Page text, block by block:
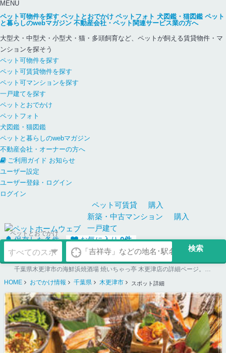
MENU
ペット可物件を探す ペットとおでかけ ペットフォト 犬図鑑・猫図鑑 ペット
と暮らしのwebマガジン 不動産会社・ペット関連サービス業の方へ
大型犬・中型犬・小型犬・猫・多頭飼育など、ペットが飼える賃貸物件・マ
ンションを探そう
ペット可物件を探す
ペット可賃貸物件を探す
ペット可マンションを探す
一戸建てを探す
ペットとおでかけ
ペットフォト
犬図鑑・猫図鑑
ペットと暮らしのwebマガジン
不動産会社・オーナーの方へ
ご利用ガイド お知らせ
ユーザー設定
ユーザー登録・ログイン
ログイン
ペット可賃貸
購入
新築・中古マンション
購入
一戸建て
保存した条件
お気に入り0件
ペットとおでかけ
千葉県木更津市の海鮮浜焼酒場 焼いちゃっ亭 木更津店の詳細ページ。ペット同伴可のお店探しならペットホームウェブ。ペット可賃貸のお部屋探し、ペット可マンション購入のご検討時にもご利用ください。
HOME
おでかけ情報 千葉県 木更津市 スポット詳細